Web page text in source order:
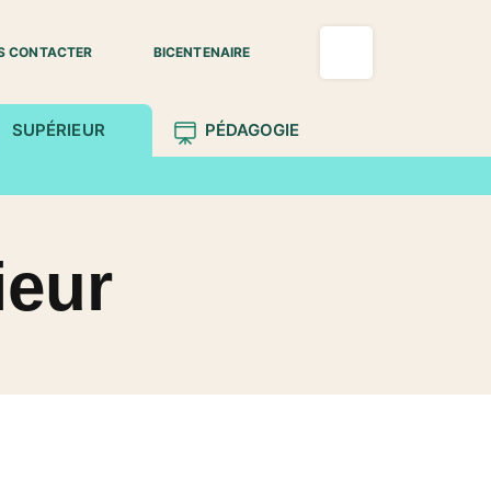
CONTACTER BICENTENAIRE
SUPÉRIEUR PÉDAGOGIE